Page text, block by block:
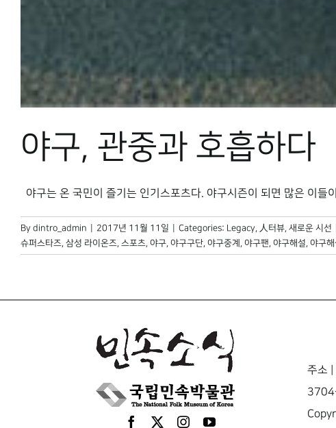
야구, 관중과 호흡하다
야구는 온 국민이 즐기는 인기스포츠다. 야구시즌이 되면 많은 이들
By dintro_admin 2017년 11월 11일 Categories: Legacy, 人터뷰, 새로운 시선
슈퍼스타즈, 삼성 라이온즈, 스포츠, 야구, 야구구단, 야구중계 , 야구팬, 야구해설, 야구
주소